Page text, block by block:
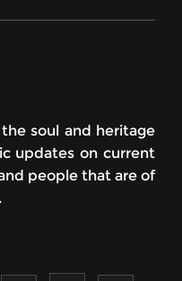
soul and heritage
updates on current
people that are of